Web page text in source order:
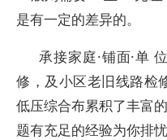
是有一定的差异的。
承接家庭·铺面·单
修，及小区老旧线路检
低压综合布累积了丰富
题有充足的经验为你排